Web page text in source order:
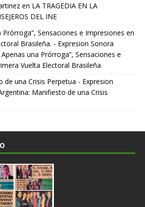
en LA TRAGEDIA EN LA
DEL INE
Prórroga”, Sensaciones e Impresiones en
Brasileña. - Expresion Sonora
Apenas una Prórroga”, Sensaciones e
Vuelta Electoral Brasileña
de una Crisis Perpetua - Expresion
Manifiesto de una Crisis